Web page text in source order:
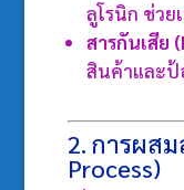
ลูโรนิก ช่ว
สารกันเสีย
สินค้าและป้
2. การผส
Process)